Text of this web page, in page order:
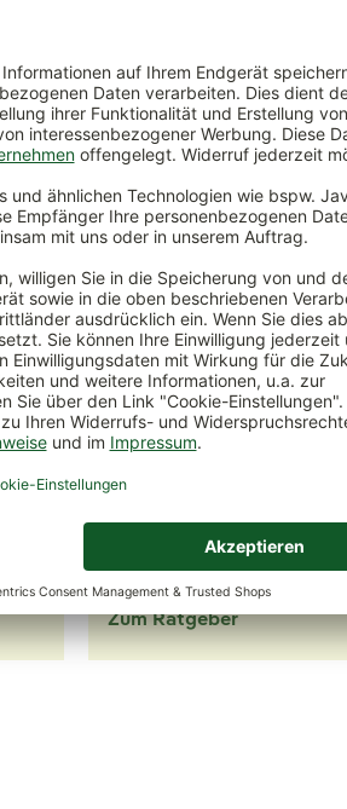
Ratgeber
In unserem Ratgeber
Gärtnern und Pflegetipps
vielen spezifischen
Zum Ratgeber